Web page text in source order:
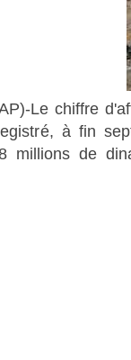
Le chiffre
à fin
millions de